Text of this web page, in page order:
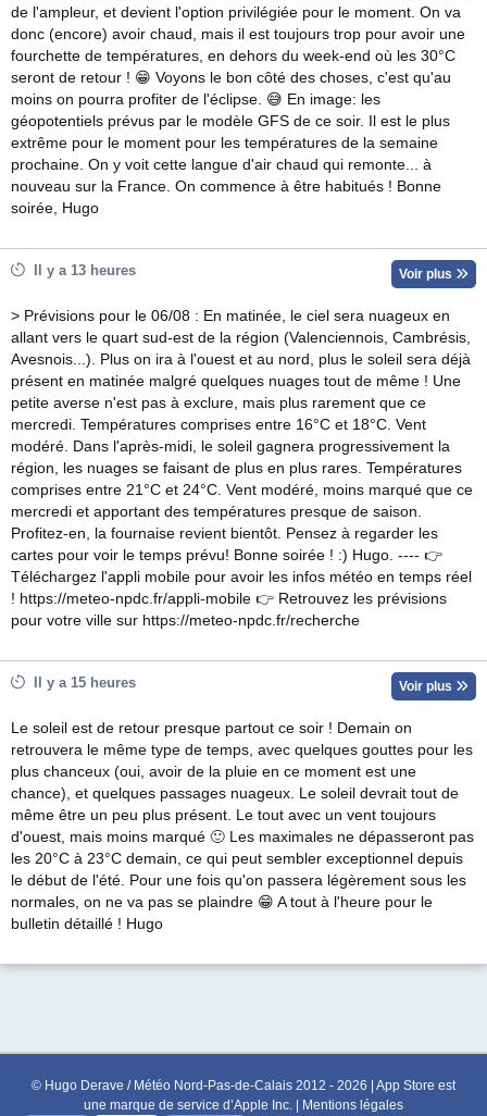
de l'ampleur, et devient l'option privilégiée pour le moment. On va
donc (encore) avoir chaud, mais il est toujours trop pour avoir une
fourchette de températures, en dehors du week-end où les 30°C
seront de retour ! 😁 Voyons le bon côté des choses, c'est qu'au
moins on pourra profiter de l'éclipse. 😅 En image: les
géopotentiels prévus par le modèle GFS de ce soir. Il est le plus
extrême pour le moment pour les températures de la semaine
prochaine. On y voit cette langue d'air chaud qui remonte... à
nouveau sur la France. On commence à être habitués ! Bonne
soirée, Hugo
Il y a 13 heures Voir plus
> Prévisions pour le 06/08 : En matinée, le ciel sera nuageux en
allant vers le quart sud-est de la région (Valenciennois, Cambrésis,
Avesnois...). Plus on ira à l'ouest et au nord, plus le soleil sera déjà
présent en matinée malgré quelques nuages tout de même ! Une
petite averse n'est pas à exclure, mais plus rarement que ce
mercredi. Températures comprises entre 16°C et 18°C. Vent
modéré. Dans l'après-midi, le soleil gagnera progressivement la
région, les nuages se faisant de plus en plus rares. Températures
comprises entre 21°C et 24°C. Vent modéré, moins marqué que ce
mercredi et apportant des températures presque de saison.
Profitez-en, la fournaise revient bientôt. Pensez à regarder les
cartes pour voir le temps prévu! Bonne soirée ! :) Hugo. ---- 👉
Téléchargez l'appli mobile pour avoir les infos météo en temps réel
! https://meteo-npdc.fr/appli-mobile 👉 Retrouvez les prévisions
pour votre ville sur https://meteo-npdc.fr/recherche
Il y a 15 heures Voir plus
Le soleil est de retour presque partout ce soir ! Demain on
retrouvera le même type de temps, avec quelques gouttes pour les
plus chanceux (oui, avoir de la pluie en ce moment est une
chance), et quelques passages nuageux. Le soleil devrait tout de
même être un peu plus présent. Le tout avec un vent toujours
d'ouest, mais moins marqué 🙂 Les maximales ne dépasseront pas
les 20°C à 23°C demain, ce qui peut sembler exceptionnel depuis
le début de l'été. Pour une fois qu'on passera légèrement sous les
normales, on ne va pas se plaindre 😁 A tout à l'heure pour le
bulletin détaillé ! Hugo
© Hugo Derave / Météo Nord-Pas-de-Calais 2012 - 2026 | App Store est
une marque de service d’Apple Inc. |
Mentions légales